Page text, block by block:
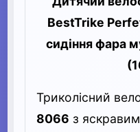
BestTrike
сидіння фара
Триколісний
8066 з